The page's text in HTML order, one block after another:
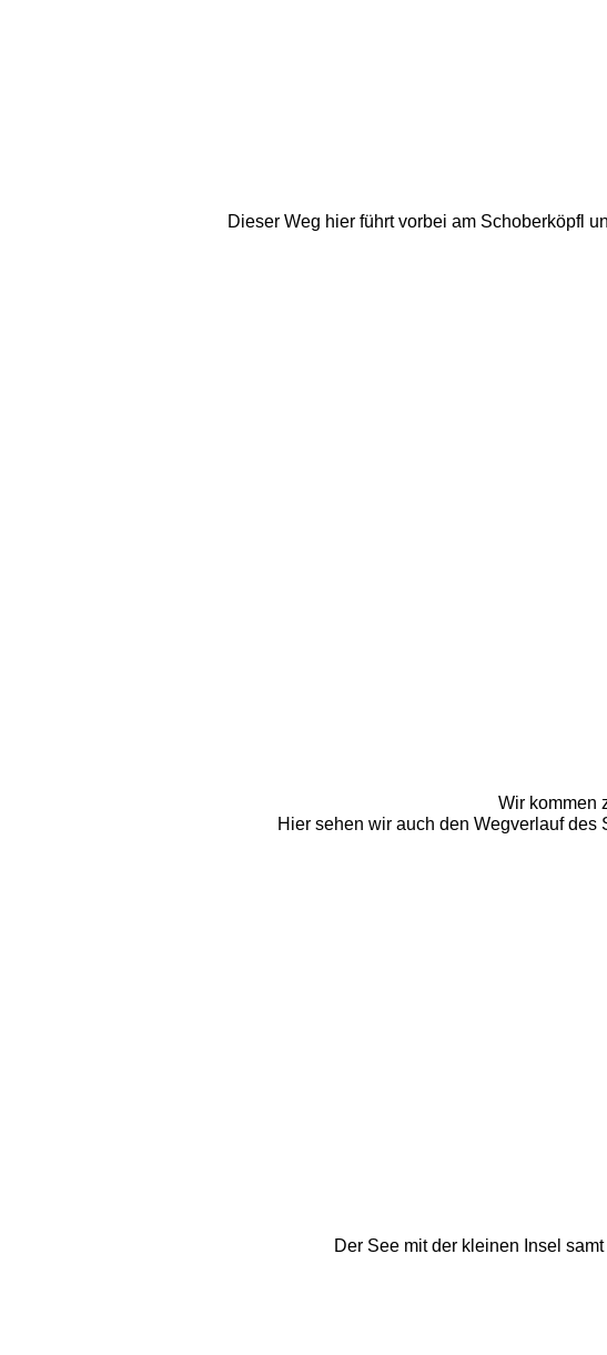
Dieser Weg hier führt vorbei am Schoberköpfl
Wir kommen
Hier sehen wir auch den Wegverlauf
Der See mit der kleinen Insel